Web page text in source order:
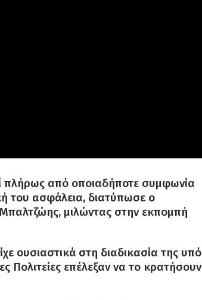
πλήρως από οποιαδήποτε συμφωνία
του ασφάλεια, διατύπωσε ο
μιλώντας στην εκπομπή
ουσιαστικά στη διαδικασία της υπό
επέλεξαν να το κρατήσουν